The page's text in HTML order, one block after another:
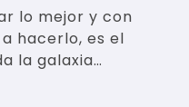
lo mejor y con
hacerlo, es el
la galaxia…